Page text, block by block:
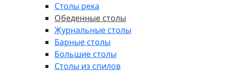
Столы река
Обеденные столы
Журнальные столы
Барные столы
Большие столы
Столы из спилов